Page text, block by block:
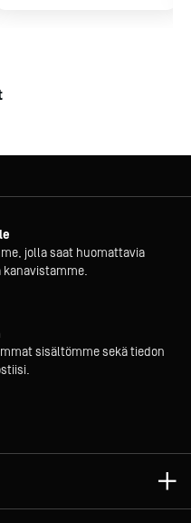
jolla saat huomattavia
sisältömme sekä tiedon